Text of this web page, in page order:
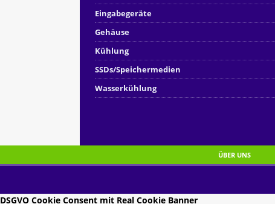
Eingabegeräte
Gehäuse
Kühlung
SSDs/Speichermedien
Wasserkühlung
ÜBER UNS
DSGVO Cookie Consent mit Real Cookie Banner